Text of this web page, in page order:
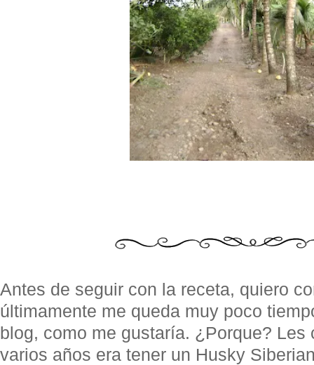
Antes de seguir con la receta, quiero
últimamente me queda muy poco
blog, como me gustaría. ¿Porque? Les
varios años era tener un Husky